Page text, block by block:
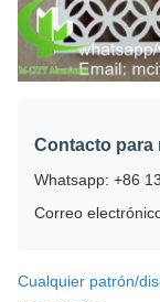
Contacto para
Whatsapp: +86
Correo
Cualquier patrón/